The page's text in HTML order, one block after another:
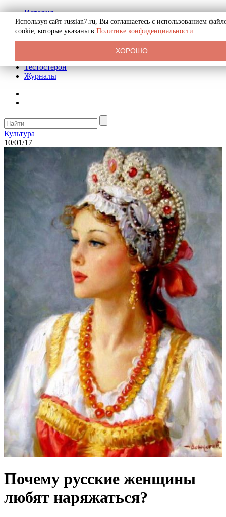
История
Биография
Криминал
Реклама на сайте
Тестостерон
Журналы
Культура
10/01/17
Почему русские женщины
любят наряжаться?
Используя сайт russian7.ru, Вы соглашаетесь с использованием
cookie, которые указаны в Политике конфиденциальности
ХОРОШО